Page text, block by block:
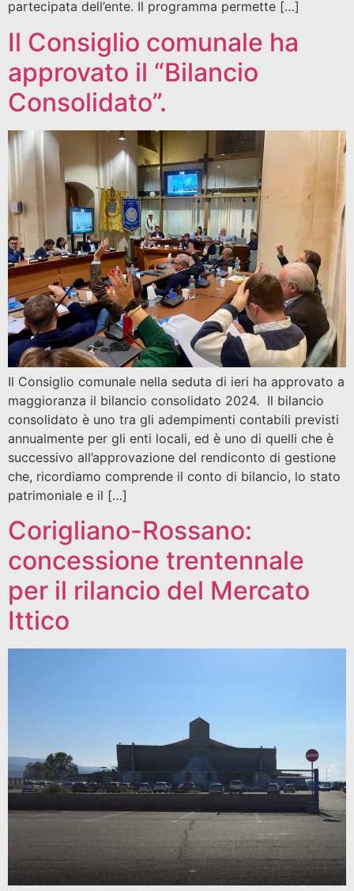
partecipata dell’ente. Il programma permette […]
Il Consiglio comunale ha
approvato il “Bilancio
Consolidato”.
Il Consiglio comunale nella seduta di ieri ha approvato a
maggioranza il bilancio consolidato 2024. Il bilancio
consolidato è uno tra gli adempimenti contabili previsti
annualmente per gli enti locali, ed è uno di quelli che è
successivo all’approvazione del rendiconto di gestione
che, ricordiamo comprende il conto di bilancio, lo stato
patrimoniale e il […]
Corigliano-Rossano:
concessione trentennale
per il rilancio del Mercato
Ittico